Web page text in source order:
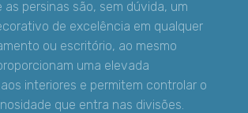
as persinas são, sem dúvida, um
de excelência em qualquer
ou escritório, ao mesmo
uma elevada
interiores e permitem controlar o
que entra nas divisões.